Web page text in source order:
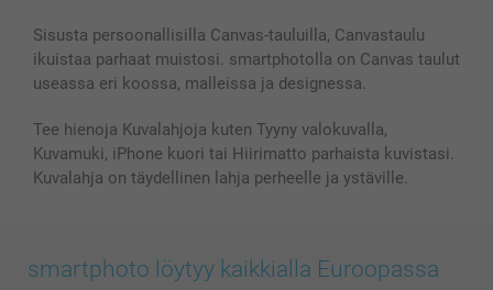
Valokuvakehykset & Lisätarvikkeet
Lahjakortti
Kaikki kuvatuotteet
Sisusta persoonallisilla Canvas-tauluilla, Canvastaulu
ikuistaa parhaat muistosi. smartphotolla on Canvas taulut
useassa eri koossa, malleissa ja designessa.
Tee hienoja Kuvalahjoja kuten Tyyny valokuvalla,
Kuvamuki, iPhone kuori tai Hiirimatto parhaista kuvistasi.
Kuvalahja on täydellinen lahja perheelle ja ystäville.
smartphoto löytyy kaikkialla Euroopassa